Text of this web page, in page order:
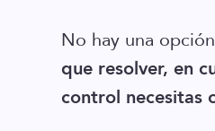
No hay una
que resolver, en
control necesitas